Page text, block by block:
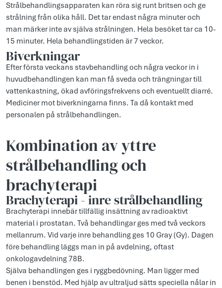
Strålbehandlingsapparaten kan röra sig runt britsen och ge
strålning från olika håll. Det tar endast några minuter och
man märker inte av själva strålningen. Hela besöket tar ca 10-
15 minuter. Hela behandlingstiden är 7 veckor.
Biverkningar
Efter första veckans stavbehandling och några veckor in i
huvudbehandlingen kan man få sveda och trängningar till
vattenkastning, ökad avföringsfrekvens och eventuellt diarré.
Mediciner mot biverkningarna finns. Ta då kontakt med
personalen på strålbehandlingen.
Kombination av yttre
strålbehandling och
brachyterapi
Brachyterapi - inre strålbehandling
Brachyterapi innebär tillfällig insättning av radioaktivt
material i prostatan. Två behandlingar ges med två veckors
mellanrum. Vid varje inre behandling ges 10 Gray (Gy). Dagen
före behandling läggs man in på avdelning, oftast
onkologavdelning 78B.
Själva behandlingen ges i ryggbedövning. Man ligger med
benen i benstöd. Med hjälp av ultraljud sätts speciella nålar in